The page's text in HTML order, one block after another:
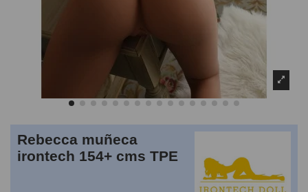
Rebecca muñeca
irontech 154+ cms TPE